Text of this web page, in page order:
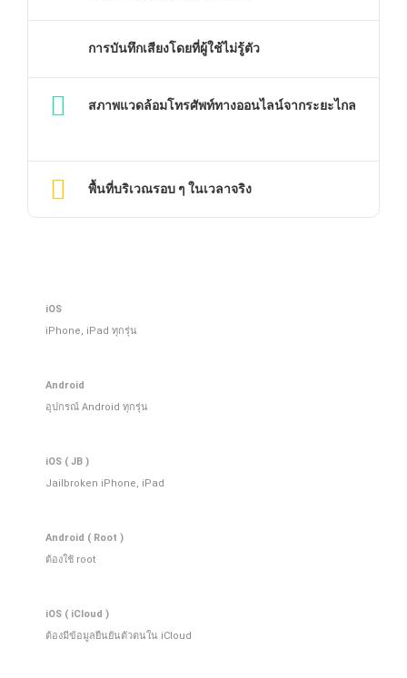
การบันทึกเสียงโดยที่ผู้ใช้ไม่รู้ตัว
สภาพแวดล้อมโทรศัพท์ทางออนไลน์จากระยะไกล
พื้นที่บริเวณรอบ ๆ ในเวลาจริง
iOS
iPhone, iPad ทุกรุ่น
Android
อุปกรณ์ Android ทุกรุ่น
iOS ( JB )
Jailbroken iPhone, iPad
Android ( Root )
ต้องใช้ root
iOS ( iCloud )
ต้องมีข้อมูลยืนยันตัวตนใน iCloud